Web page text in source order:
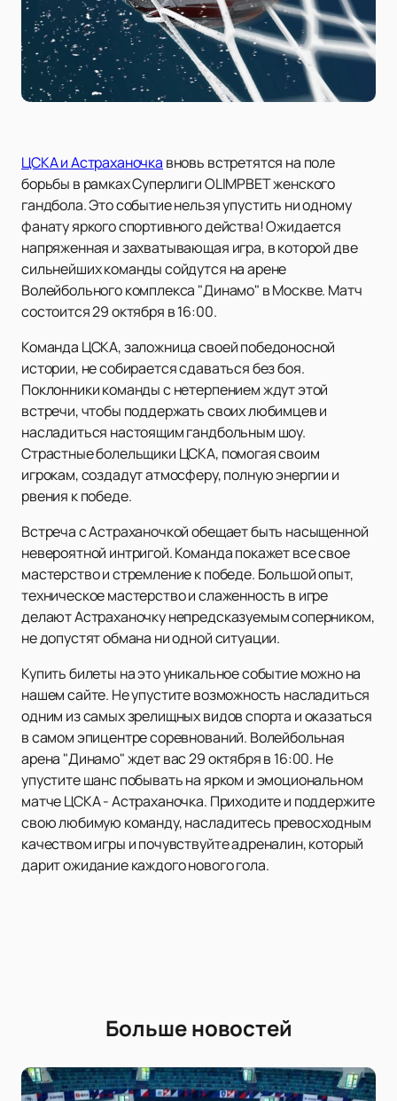
ЦСКА и Астраханочка вновь встретятся на поле
борьбы в рамках Суперлиги OLIMPBET женского
гандбола. Это событие нельзя упустить ни одному
фанату яркого спортивного действа! Ожидается
напряженная и захватывающая игра, в которой две
сильнейших команды сойдутся на арене
Волейбольного комплекса "Динамо" в Москве. Матч
состоится 29 октября в 16:00.
Команда ЦСКА, заложница своей победоносной
истории, не собирается сдаваться без боя.
Поклонники команды с нетерпением ждут этой
встречи, чтобы поддержать своих любимцев и
насладиться настоящим гандбольным шоу.
Страстные болельщики ЦСКА, помогая своим
игрокам, создадут атмосферу, полную энергии и
рвения к победе.
Встреча с Астраханочкой обещает быть насыщенной
невероятной интригой. Команда покажет все свое
мастерство и стремление к победе. Большой опыт,
техническое мастерство и слаженность в игре
делают Астраханочку непредсказуемым соперником,
не допустят обмана ни одной ситуации.
Купить билеты на это уникальное событие можно на
нашем сайте. Не упустите возможность насладиться
одним из самых зрелищных видов спорта и оказаться
в самом эпицентре соревнований. Волейбольная
арена "Динамо" ждет вас 29 октября в 16:00. Не
упустите шанс побывать на ярком и эмоциональном
матче ЦСКА - Астраханочка. Приходите и поддержите
свою любимую команду, насладитесь превосходным
качеством игры и почувствуйте адреналин, который
дарит ожидание каждого нового гола.
Больше новостей